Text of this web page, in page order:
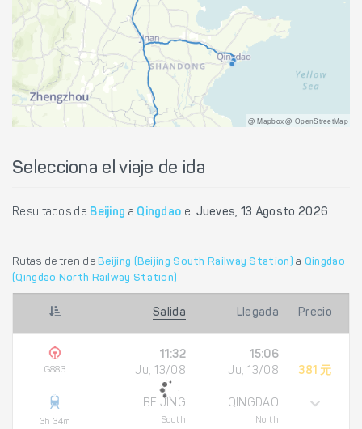
@ Mapbox @ OpenStreetMap
Selecciona el viaje de ida
Resultados de Beijing a Qingdao el Jueves, 13 Agosto 2026
Rutas de tren de Beijing (Beijing South Railway Station) a Qingdao
(Qingdao North Railway Station)
Salida Llegada Precio
G883
3h 34m
11:32
Ju, 13/08
BEIJING
South
15:06
Ju, 13/08
QINGDAO
North
381 元